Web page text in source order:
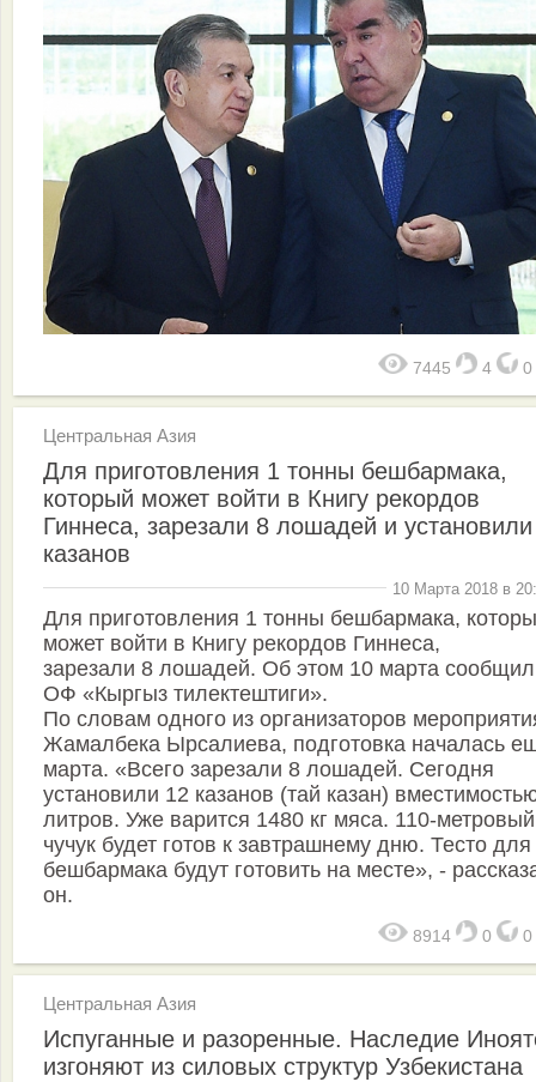
7445 4 0
Центральная Азия
Для приготовления 1 тонны бешбармака,
который может войти в Книгу рекордов
Гиннеса, зарезали 8 лошадей и
казанов
10 Марта 2018 в
Для приготовления 1 тонны бешбармака,
может войти в Книгу рекордов Гиннеса,
зарезали 8 лошадей. Об этом 10 марта
ОФ «Кыргыз тилектештиги».
По словам одного из организаторов
Жамалбека Ырсалиева, подготовка началась
марта. «Всего зарезали 8 лошадей. Сегодня
установили 12 казанов (тай казан)
литров. Уже варится 1480 кг мяса. 110-метровый
чучук будет готов к завтрашнему дню. Тесто для
бешбармака будут готовить на месте», -
он.
8914 0 0
Центральная Азия
Испуганные и разоренные. Наследие
изгоняют из силовых структур Узбекистана